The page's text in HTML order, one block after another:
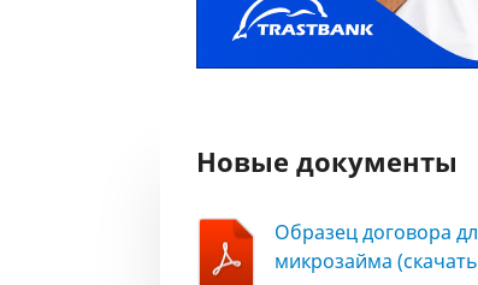
Новые документы
Образец договора
микрозайма